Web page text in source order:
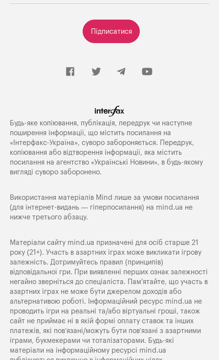
Підписатися
Будь-яке копiювання, публiкацiя, передрук чи наступне
поширення iнформацiї, що мiстить посилання на
«Iнтерфакс-Україна», суворо забороняється. Передрук,
копіювання або відтворення інформації, яка містить
посилання на агентство «Українські Новини», в будь-якому
вигляді суворо заборонено.
Використання матеріалів Mind лише за умови посилання
(для інтернет-видань — гіперпосилання) на mind.ua не
нижче третього абзацу.
Матеріали сайту mind.ua призначені для осіб старше 21
року (21+). Участь в азартних іграх може викликати ігрову
залежність. Дотримуйтесь правил (принципів)
відповідальної гри. При виявленні перших ознак залежності
негайно зверніться до спеціаліста. Пам'ятайте, що участь в
азартних іграх не може бути джерелом доходів або
альтернативою роботі. Інформаційний ресурс mind.ua не
проводить ігри на реальні та/або віртуальні гроші, також
сайт не приймає ні в якій формі оплату ставок та інших
платежів, які пов’язані/можуть бути пов’язані з азартними
іграми, букмекерами чи тоталізаторами. Будь-які
матеріали на інформаційному ресурсі mind.ua